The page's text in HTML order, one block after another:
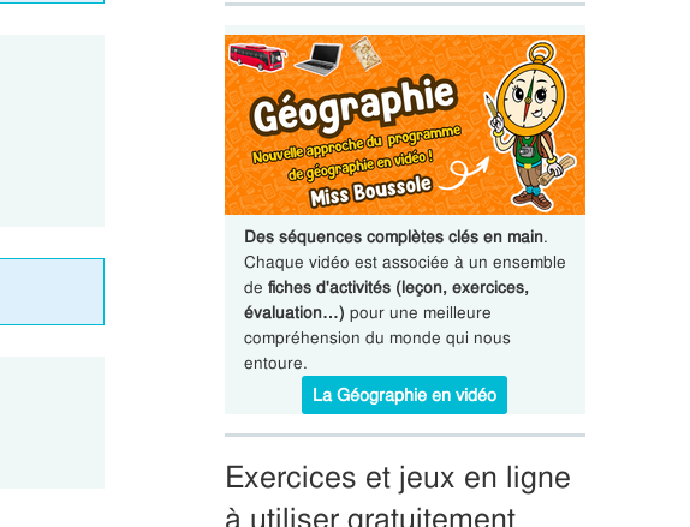
Des séquences complètes clés en main.
Chaque vidéo est associée à un ensemble
de fiches d'activités (leçon, exercices,
évaluation…) pour une meilleure
compréhension du monde qui nous
entoure.
La Géographie en vidéo
Exercices et jeux en ligne
à utiliser gratuitement